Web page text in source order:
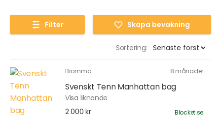
Filter Skapa bevakning
Sortering:
Bromma 8 månader
Svenskt Tenn Manhattan bag
Visa liknande
2 000 kr
Blocket.se